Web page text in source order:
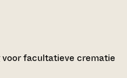
facultatieve crematie